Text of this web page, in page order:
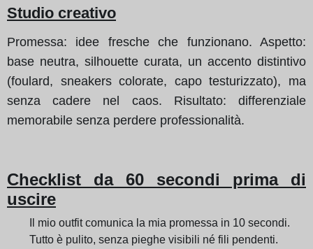
Studio creativo
Promessa: idee fresche che funzionano. Aspetto:
base neutra, silhouette curata, un accento distintivo
(foulard, sneakers colorate, capo testurizzato), ma
senza cadere nel caos. Risultato: differenziale
memorabile senza perdere professionalità.
Checklist da 60 secondi prima di
uscire
Il mio outfit comunica la mia promessa in 10 secondi.
Tutto è pulito, senza pieghe visibili né fili pendenti.